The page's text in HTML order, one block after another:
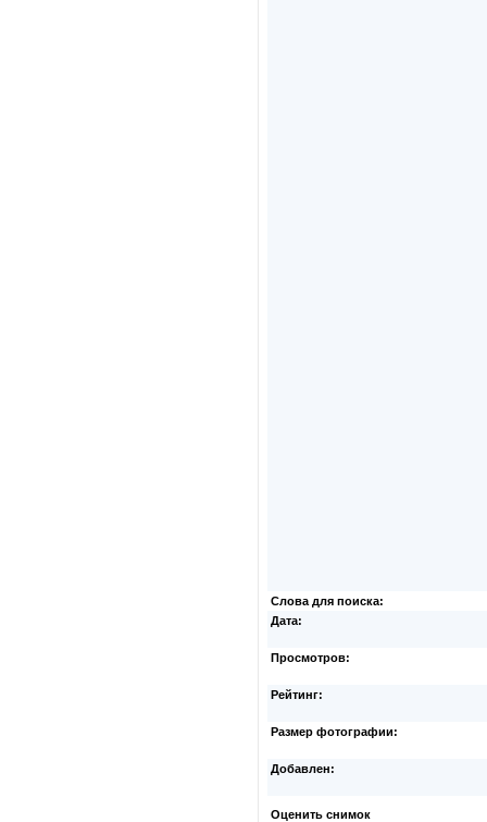
Слова для поиска:
Дата:
Просмотров:
Рейтинг:
Размер фотографии:
Добавлен:
Оценить снимок